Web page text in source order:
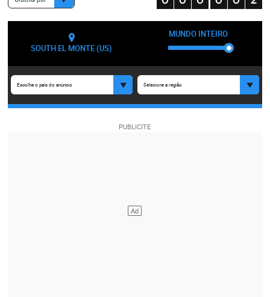
SOUTH EL MONTE (US)
MUNDO INTEIRO
Escolha o país do anúncio Selecione a região